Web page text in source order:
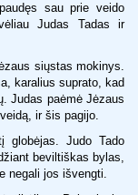
sau prie veido
Judas Tadas ir
siųstas mokinys.
karalius suprato, kad
Judas paėmė Jėzaus
ir šis pagijo.
globėjas. Judo Tado
beviltiškas bylas,
negali jos išvengti.